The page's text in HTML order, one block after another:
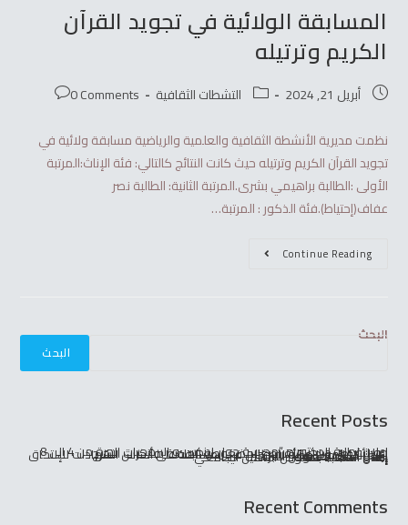
المسابقة الولائية في تجويد القرآن
الكريم وترتيله
أبريل 21, 2024 التشطات الثقافية
0 Comments
نظمت مديرية الأنشطة الثقافية والعلمية والرياضية مسابقة ولائية في
تجويد القرآن الكريم وترتيله حيث كانت النتائج كالتالي: فئة الإناث:المرتبة
الأولى :الطالبة براهيمي بشرى.المرتبة الثانية: الطالبة نصر
عفاف(إحتياط).فئة الذكور : المرتبة…
Continue Reading
البحث
البحث
Recent Posts
إعلان لطلبة الدكتوراه “مدرسة حول لينكس و البرمجيات الحرة من 4 الى 8 جويلية
إعلان خاص بإيداع الأقراص المضغوطة الخاصة بمذكرات التخرج
إعلان القائمة النهائية للناجحين في المسابقة على أساس الشهادات للإلتحاق برتبة أستاذ مساعد
إعلان الكتبة بخصوص التبرئة
إعلان المكتبة بخصوص التأهيل الجامعي
Recent Comments